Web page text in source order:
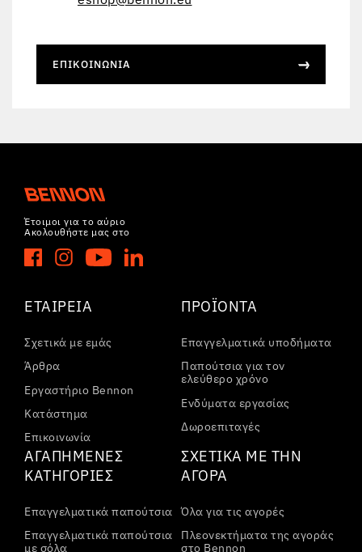
ΕΠΙΚΟΙΝΩΝΊΑ
Έτοιμοι για το αύριο
Ακολουθήστε μας στο
ΕΤΑΙΡΕΊΑ
Σχετικά με εμάς
Άρθρα
Εργαστήριο Bennon
Κατάστημα
Επικοινωνία
ΠΡΟΪΌΝΤΑ
Επαγγελματικά υποδήματα
Παπούτσια για τον
ελεύθερο χρόνο
Ενδύματα εργασίας
Δωροεπιταγές
ΑΓΑΠΗΜΈΝΕΣ
ΚΑΤΗΓΟΡΊΕΣ
Επαγγελματικά παπούτσια
Επαγγελματικά παπούτσια
με σόλα
ΣΧΕΤΙΚΆ ΜΕ ΤΗΝ
ΑΓΟΡΆ
Όλα για τις αγορές
Πλεονεκτήματα της αγοράς
στο Bennon